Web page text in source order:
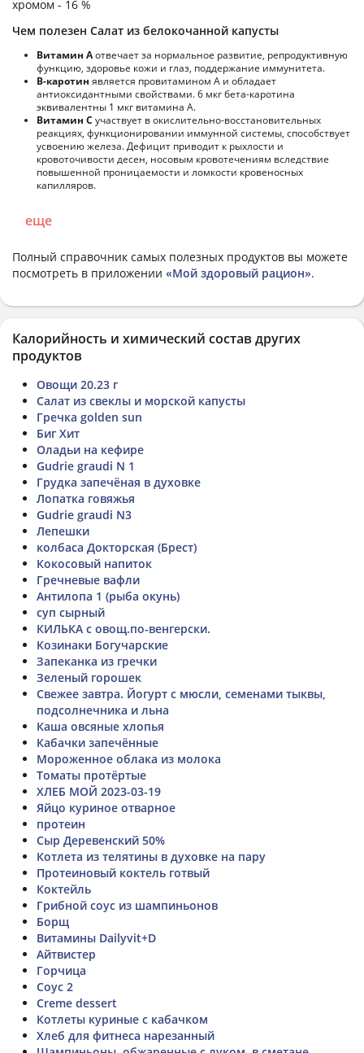
хромом - 16 %
Чем полезен Салат из белокочанной капусты
Витамин Аотвечает за нормальное развитие, репродуктивную
функцию, здоровье кожи и глаз, поддержание иммунитета.
В-каротин является провитамином А и обладает
антиоксидантными свойствами. 6 мкг бета-каротина
эквивалентны 1 мкг витамина А.
Витамин С участвует в окислительно-восстановительных
реакциях, функционировании иммунной системы, способствует
усвоению железа. Дефицит приводит к рыхлости и
кровоточивости десен, носовым кровотечениям вследствие
повышенной проницаемости и ломкости кровеносных
капилляров.
еще
Полный справочник самых полезных продуктов вы можете
посмотреть в приложении «Мой здоровый рацион».
Калорийность и химический состав других
продуктов
Овощи 20.23 г
Салат из свеклы и морской капусты
Гречка golden sun
Биг Хит
Оладьи на кефире
Gudrie graudi N 1
Грудка запечёная в духовке
Лопатка говяжья
Gudrie graudi N3
Лепешки
колбаса Докторская (Брест)
Кокосовый напиток
Гречневые вафли
Антилопа 1 (рыба окунь)
суп сырный
КИЛЬКА с овощ.по-венгерски.
Козинаки Богучарские
Запеканка из гречки
Зеленый горошек
Свежее завтра. Йогурт с мюсли, семенами тыквы,
подсолнечника и льна
Каша овсяные хлопья
Кабачки запечённые
Мороженное облака из молока
Томаты протëртые
ХЛЕБ МОЙ 2023-03-19
Яйцо куриное отварное
протеин
Сыр Деревенский 50%
Котлета из телятины в духовке на пару
Протеиновый коктель готвый
Коктейль
Грибной соус из шампиньонов
Борщ
Витамины Dailyvit+D
Айтвистер
Горчица
Соус 2
Creme dessert
Котлеты куриные с кабачком
Хлеб для фитнеса нарезанный